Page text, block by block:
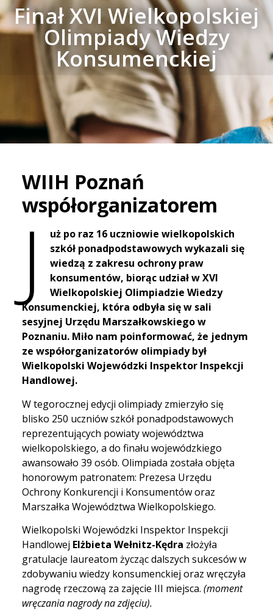
Finał XVI Wielkopolskiej
Olimpiady Wiedzy
Konsumenckiej
WIIH Poznań
współorganizatorem
J
uż po raz 16 uczniowie wielkopolskich
szkół ponadpodstawowych wykazali się
wiedzą z zakresu ochrony praw
konsumentów, biorąc udział w XVI
Wielkopolskiej Olimpiadzie Wiedzy
Konsumenckiej, która odbyła się w sali
sesyjnej Urzędu Marszałkowskiego w
Poznaniu. Miło nam poinformować, że jednym
ze współorganizatorów olimpiady był
Wielkopolski Wojewódzki Inspektor Inspekcji
Handlowej.
W tegorocznej edycji olimpiady zmierzyło się
blisko 250 uczniów szkół ponadpodstawowych
reprezentujących powiaty województwa
wielkopolskiego, a do finału wojewódzkiego
awansowało 39 osób. Olimpiada została objęta
honorowym patronatem: Prezesa Urzędu
Ochrony Konkurencji i Konsumentów oraz
Marszałka Województwa Wielkopolskiego.
Wielkopolski Wojewódzki Inspektor Inspekcji
Handlowej Elżbieta Wełnitz-Kędra złożyła
gratulacje laureatom życząc dalszych sukcesów w
zdobywaniu wiedzy konsumenckiej oraz wręczyła
nagrodę rzeczową za zajęcie III miejsca. (moment
wręczania nagrody na zdjęciu).